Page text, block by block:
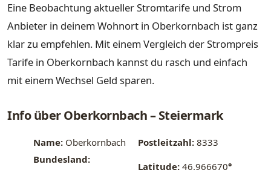
Eine Beobachtung aktueller Stromtarife und Strom
Anbieter in deinem Wohnort in Oberkornbach ist ganz
klar zu empfehlen. Mit einem Vergleich der Strompreis
Tarife in Oberkornbach kannst du rasch und einfach
mit einem Wechsel Geld sparen.
Info über Oberkornbach – Steiermark
Name: Oberkornbach Postleitzahl: 8333
Bundesland:
Latitude: 46.966670°